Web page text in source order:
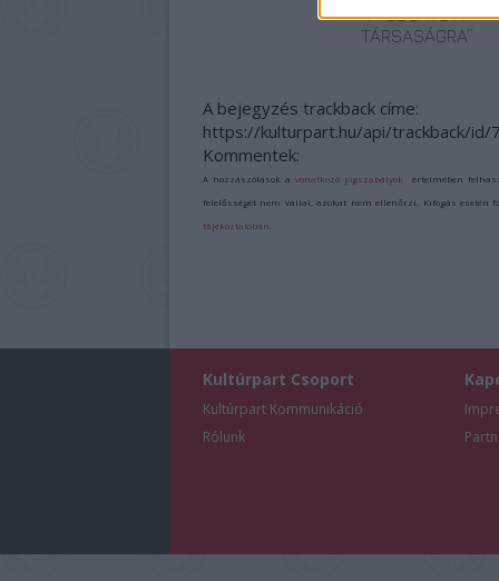
VÁLOGATOTT
TÁRSASÁGRA”
A bejegyzés trackback címe:
https://kulturpart.hu/api/trackback/id/
Kommentek:
A hozzászólások avonatkozó jogszabályok értelmében
felelősséget nem vállal, azokat nem ellenőrzi. Kifogás esetén
tájékoztatóban
Kultúrpart Csoport
Kultúrpart Kommunikáció
Rólunk